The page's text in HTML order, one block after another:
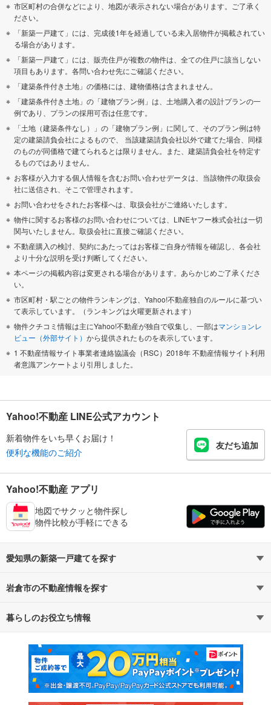
市区町村の合併などにより、地図が表示されない場合があります。ご了承く
ださい。
「新築一戸建て」には、完成後1年を経過している未入居物件が掲載されてい
る場合があります。
「新築一戸建て」には、販売住戸が複数の物件は、全ての住戸に該当しない
項目もあります。各問い合わせ先にご確認ください。
「建築条件付き土地」の価格には、建物価格は含まれません。
「建築条件付き土地」の「建物プラン例」は、土地購入者の設計プランの一
例であり、プランの採用可否は任意です。
「土地（建築条件なし）」の「建物プラン例」に関して、そのプラン例は特
定の建築請負会社によるもので、 当該建築請負会社以外で建てた場合、同様
のものが同価格で建てられるとは限りません。また、建築請負会社を特定す
るものではありません。
お客様が入力する個人情報を含むお問い合わせデータは、当該物件の取扱会
社に送信され、そこで管理されます。
お問い合わせをされたお客様へは、取扱会社がご連絡いたします。
物件に関するお客様のお問い合わせについては、LINEヤフー株式会社は一切
関与いたしません。取扱会社に直接ご確認ください。
不動産購入の検討、契約にあたってはお客様ご自身が情報を確認し、各会社
より十分な説明を受け判断してください。
本ページの掲載内容は変更される場合があります。あらかじめご了承くださ
い。
市区町村・駅ごとの物件ランキングは、Yahoo!不動産独自のルールに基づい
て表示しています。（ランキングは火曜更新されます）
物件クチコミ情報は主にYahoo!不動産が独自で収集し、一部はマンションレ
ビュー（外部サイト） から提供されたものを表示しています。
1 不動産情報サイト事業者連絡協議会（RSC）2018年 不動産情報サイト利用
者意識アンケートより引用しました。
Yahoo!不動産 LINE公式アカウント
新着物件をいち早くお届け！
便利な機能のご紹介
友だち追加
Yahoo!不動産 アプリ
地図でサクッと物件探し
物件比較が手軽にできる
愛知県の新築一戸建てを探す
路線・駅から探す
通勤・通学時間から探す
岩倉市の不動産情報を探す
不動産・住宅
新築マンション 中古マンション
新築一戸建て 中古一戸建て
暮らしのお役立ち情報
マンションカタログ 教えて！住まいの先生